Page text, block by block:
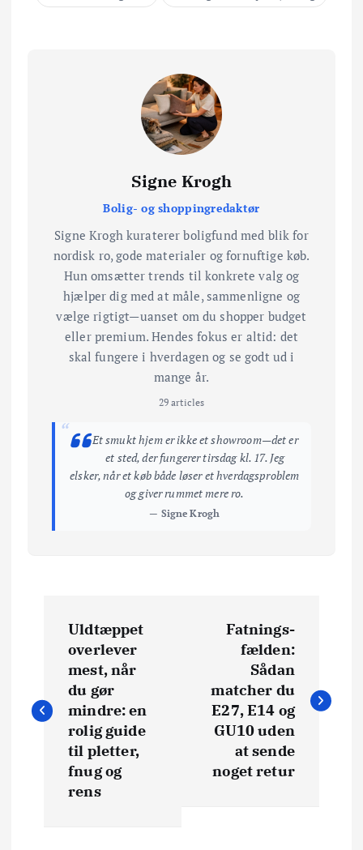
Signe Krogh
Bolig- og shoppingredaktør
Signe Krogh kuraterer boligfund med blik for
nordisk ro, gode materialer og fornuftige køb.
Hun omsætter trends til konkrete valg og
hjælper dig med at måle, sammenligne og
vælge rigtigt—uanset om du shopper budget
eller premium. Hendes fokus er altid: det
skal fungere i hverdagen og se godt ud i
mange år.
29 articles
“
Et smukt hjem er ikke et showroom—det er
et sted, der fungerer tirsdag kl. 17. Jeg
elsker, når et køb både løser et hverdagsproblem
og giver rummet mere ro.
— Signe Krogh
d
l
Uldtæppet
overlever
mest, når
du gør
mindre: en
rolig guide
til pletter,
fnug og
rens
Fatnings-
fælden:
Sådan
matcher du
E27, E14 og
GU10 uden
at sende
noget retur